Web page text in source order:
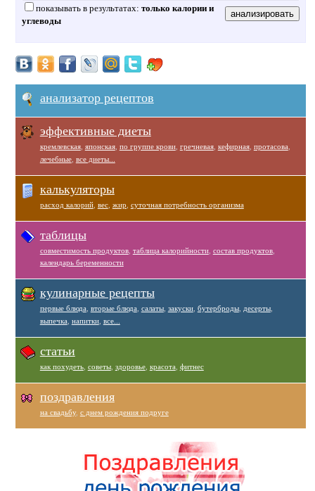
показывать в результатах: только калории и
углеводы
анализатор рецептов
эффективные диеты
кремлевская, японская, по группе крови, гречневая, кефирная, протасова
лечебные, все диеты...
калькуляторы
расход калорий, вес, жир суточная потребность организма
таблицы
совместимость продуктов, таблица калорийности, состав продуктов,
календарь беременности
кулинарные рецепты
первые блюда вторые блюда салаты, закуски, бутерброды, десерты,
выпечка напитки, все...
статьи
как похудеть, советы, здоровье, красота фитнес
поздравления
на свадьбу, с днем рождения подруге